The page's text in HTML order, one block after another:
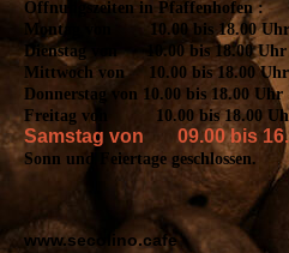
Öffnungszeiten in Pfaffenhofen :
Montag von 10.00 bis 18.00 Uhr
Dienstag von 10.00 bis 18.00 Uhr
Mittwoch von 10.00 bis 18.00 Uhr
Donnerstag von 10.00 bis 18.00 Uhr
Freitag von 10.00 bis 18.00
Samstag von 09.00 bis
Sonn und Feiertage geschlossen.
www.secolino.cafe